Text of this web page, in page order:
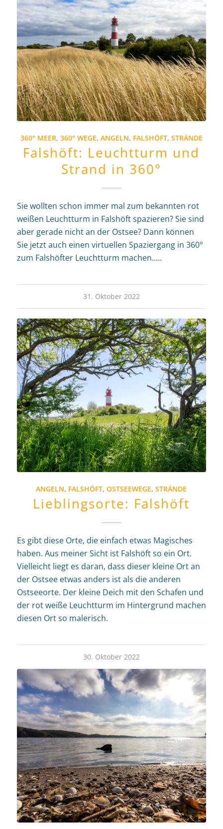
360° MEER, 360° WEGE, ANGELN, FALSHÖFT, STRÄNDE
Falshöft: Leuchtturm und
Strand in 360°
Sie wollten schon immer mal zum bekannten rot
weißen Leuchtturm in Falshöft spazieren? Sie sind
aber gerade nicht an der Ostsee? Dann können
Sie jetzt auch einen virtuellen Spaziergang in 360°
zum Falshöfter Leuchtturm machen.....
31. Oktober 2022
ANGELN, FALSHÖFT,OSTSEEWEGE,STRÄNDE
Lieblingsorte: Falshöft
Es gibt diese Orte, die einfach etwas Magisches
haben. Aus meiner Sicht ist Falshöft so ein Ort.
Vielleicht liegt es daran, dass dieser kleine Ort an
der Ostsee etwas anders ist als die anderen
Ostseeorte. Der kleine Deich mit den Schafen und
der rot weiße Leuchtturm im Hintergrund machen
diesen Ort so malerisch.
30. Oktober 2022